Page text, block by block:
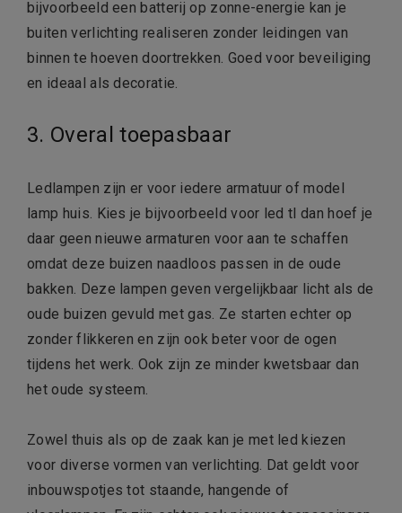
bijvoorbeeld een batterij op zonne-energie kan je
buiten verlichting realiseren zonder leidingen van
binnen te hoeven doortrekken. Goed voor beveiliging
en ideaal als decoratie.
3. Overal toepasbaar
Ledlampen zijn er voor iedere armatuur of model
lamp huis. Kies je bijvoorbeeld voor led tl dan hoef je
daar geen nieuwe armaturen voor aan te schaffen
omdat deze buizen naadloos passen in de oude
bakken. Deze lampen geven vergelijkbaar licht als de
oude buizen gevuld met gas. Ze starten echter op
zonder flikkeren en zijn ook beter voor de ogen
tijdens het werk. Ook zijn ze minder kwetsbaar dan
het oude systeem.
Zowel thuis als op de zaak kan je met led kiezen
voor diverse vormen van verlichting. Dat geldt voor
inbouwspotjes tot staande, hangende of